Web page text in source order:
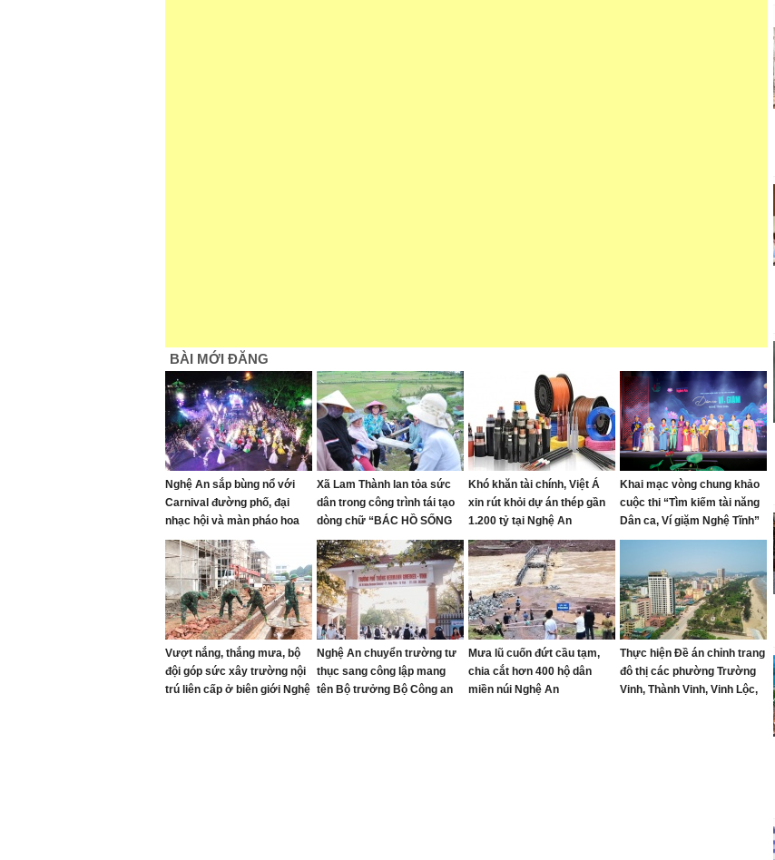
BÀI MỚI ĐĂNG
Nghệ An sắp bùng nổ với
Carnival đường phố, đại
nhạc hội và màn pháo hoa
mãn nhãn
Xã Lam Thành lan tỏa sức
dân trong công trình tái tạo
dòng chữ “BÁC HỒ SỐNG
MÃI” trên Núi Nhón
Khó khăn tài chính, Việt Á
xin rút khỏi dự án thép gần
1.200 tỷ tại Nghệ An
Khai mạc vòng chung khảo
cuộc thi “Tìm kiếm tài năng
Dân ca, Ví giặm Nghệ Tĩnh”
năm 2026
Vượt nắng, thắng mưa, bộ
đội góp sức xây trường nội
trú liên cấp ở biên giới Nghệ
Nghệ An chuyển trường tư
thục sang công lập mang
tên Bộ trưởng Bộ Công an
Mưa lũ cuốn đứt cầu tạm,
chia cắt hơn 400 hộ dân
miền núi Nghệ An
Thực hiện Đề án chỉnh trang
đô thị các phường Trường
Vinh, Thành Vinh, Vinh Lộc,